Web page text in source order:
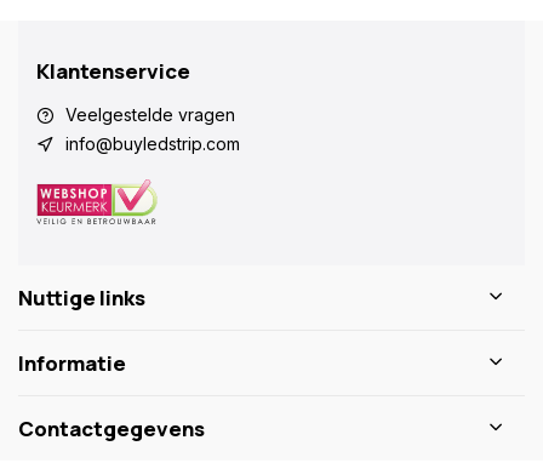
Klantenservice
Veelgestelde vragen
info@buyledstrip.com
Nuttige links
Informatie
Contactgegevens